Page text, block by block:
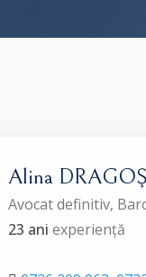
Alina DRAGOŞ
Avocat definitiv,
23 ani experiență